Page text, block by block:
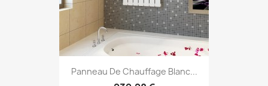
Panneau De Chauffage Blanc...